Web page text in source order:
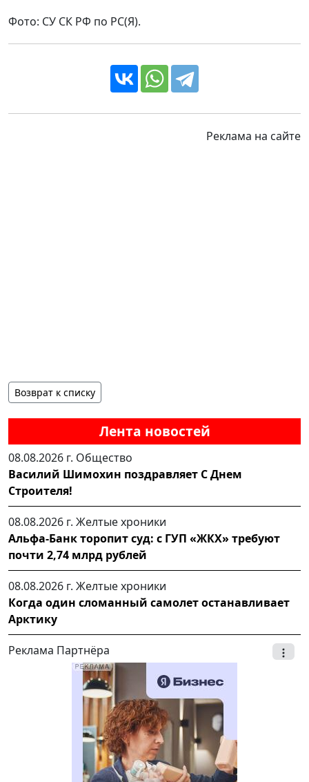
Лента новостей
08.08.2026 г. Общество
Василий Шимохин поздравляет С Днем
Строителя!
08.08.2026 г. Желтые хроники
Альфа-Банк торопит суд: с ГУП «ЖКХ» требуют
почти 2,74 млрд рублей
08.08.2026 г. Желтые хроники
Когда один сломанный самолет останавливает
Арктику
Реклама Партнёра
Фото: СУ СК РФ по РС(Я).
Реклама на сайте
Возврат к списку